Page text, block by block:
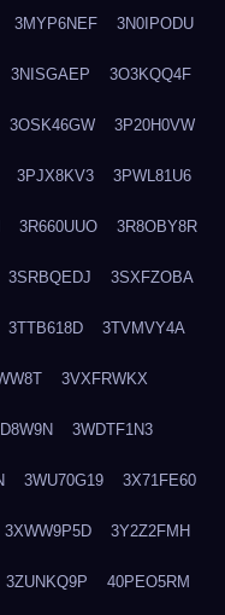
3MYP6NEF 3N0IPODU
3NISGAEP 3O3KQQ4F
3OSK46GW 3P20H0VW
3PJX8KV3 3PWL81U6
3R660UUO 3R8OBY8R
3SRBQEDJ 3SXFZOBA
3TTB618D 3TVMVY4A
3VXFRWKX
3WDTF1N3
3WU70G19 3X71FE60
3XWW9P5D 3Y2Z2FMH
3ZUNKQ9P 40PEO5RM